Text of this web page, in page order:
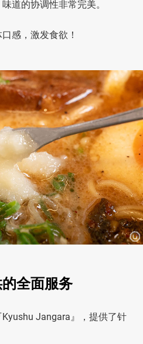
道的协调性非常完美。
感，激发食欲！
全面服务
Jangara』，提供了针